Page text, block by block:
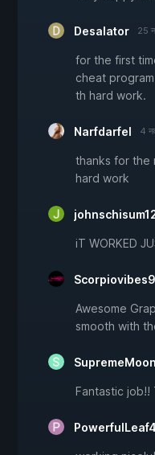
Desalator 25
for the first
cheat
th hard work.
Narfdarfel 4
thanks for the
hard work
iT WORKED
Awesome
smooth with
Fantastic job!!